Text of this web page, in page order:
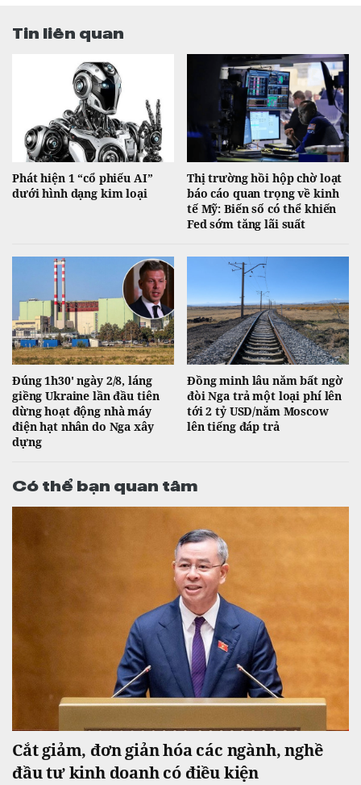
Tin liên quan
Phát hiện 1 “cổ phiếu AI”
dưới hình dạng kim loại
Thị trường hồi hộp chờ loạt
báo cáo quan trọng về kinh
tế Mỹ: Biến số có thể khiến
Fed sớm tăng lãi suất
Đúng 1h30' ngày 2/8, láng
giềng Ukraine lần đầu tiên
dừng hoạt động nhà máy
điện hạt nhân do Nga xây
dựng
Đồng minh lâu năm bất ngờ
đòi Nga trả một loại phí lên
tới 2 tỷ USD/năm Moscow
lên tiếng đáp trả
Có thể bạn quan tâm
Cắt giảm, đơn giản hóa các ngành, nghề
đầu tư kinh doanh có điều kiện